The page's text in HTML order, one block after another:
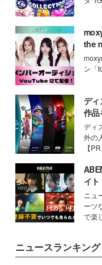
the
ン「
ディ
作品
ディ
外の
【PR
イト
ニュ
ーツ
で楽
ニュースランキング